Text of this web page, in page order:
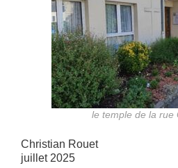
le temple de la rue
Christian Rouet
juillet 2025